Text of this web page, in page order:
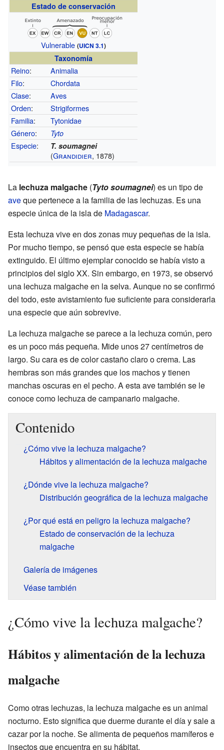
Estado de conservación
Vulnerable (UICN 3.1)
Taxonomía
Reino:
Animalia
Filo:
Chordata
Clase:
Aves
Orden:
Strigiformes
Familia:
Tytonidae
Género: Tyto
Especie: T. soumagnei
(Grandidier, 1878)
La lechuza malgache (Tyto soumagnei) es un tipo de
aveque pertenece a la familia de las lechuzas. Es una
especie única de la isla de Madagascar.
Esta lechuza vive en dos zonas muy pequeñas de la isla.
Por mucho tiempo, se pensó que esta especie se había
extinguido. El último ejemplar conocido se había visto a
principios del siglo XX. Sin embargo, en 1973, se observó
una lechuza malgache en la selva. Aunque no se confirmó
del todo, este avistamiento fue suficiente para considerarla
una especie que aún sobrevive.
La lechuza malgache se parece a la lechuza común, pero
es un poco más pequeña. Mide unos 27 centímetros de
largo. Su cara es de color castaño claro o crema. Las
hembras son más grandes que los machos y tienen
manchas oscuras en el pecho. A esta ave también se le
conoce como lechuza de campanario malgache.
Contenido
¿Cómo vive la lechuza malgache?
Hábitos y alimentación de la lechuza malgache
¿Dónde vive la lechuza malgache?
Distribución geográfica de la lechuza malgache
¿Por qué está en peligro la lechuza malgache?
Estado de conservación de la lechuza
malgache
Galería de imágenes
Véase también
¿Cómo vive la lechuza malgache?
Hábitos y alimentación de la lechuza
malgache
Como otras lechuzas, la lechuza malgache es un animal
nocturno. Esto significa que duerme durante el día y sale a
cazar por la noche. Se alimenta de pequeños mamíferos e
insectos que encuentra en su hábitat.